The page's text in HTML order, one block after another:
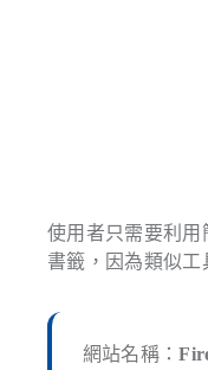
使用者只需要利
書籤，因為類似工
網站名稱：